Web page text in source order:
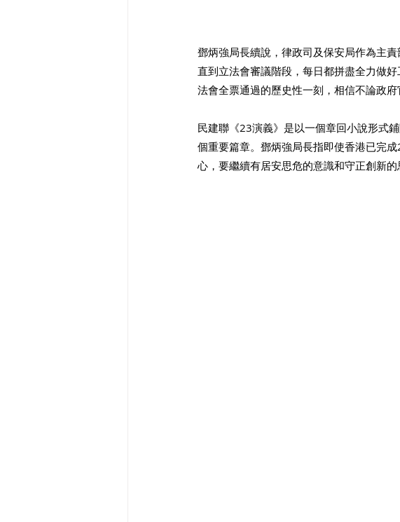
鄧炳強局長續說，律政司及保安局作為主
直到立法會審議階段，每日都拼盡全力做
法會全票通過的歷史性一刻，相信不論政
民建聯《23演義》是以一個章回小說形式
個重要篇章。鄧炳強局長指即使香港已完
心，要繼續有居安思危的意識和守正創新